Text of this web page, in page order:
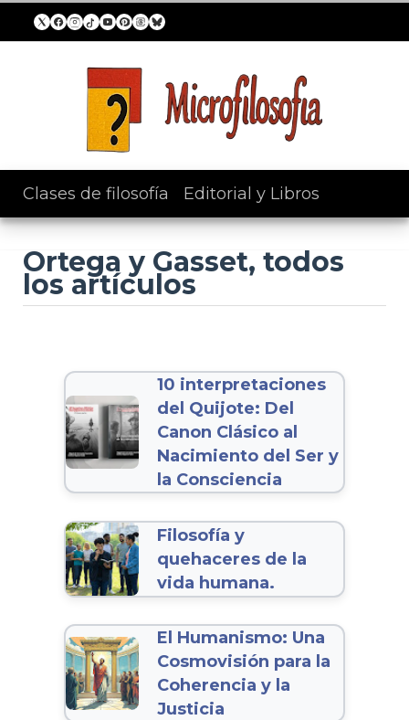
Clases de filosofía Editorial y Libros
Ortega y Gasset, todos
los artículos
10 interpretaciones
del Quijote: Del
Canon Clásico al
Nacimiento del Ser y
la Consciencia
Filosofía y
quehaceres de la
vida humana.
El Humanismo: Una
Cosmovisión para la
Coherencia y la
Justicia